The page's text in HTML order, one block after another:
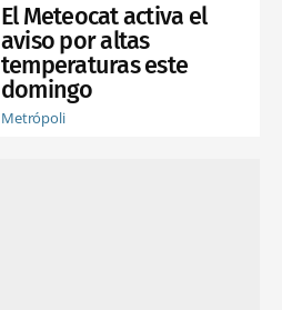
El Meteocat activa el
aviso por altas
temperaturas este
domingo
Metrópoli